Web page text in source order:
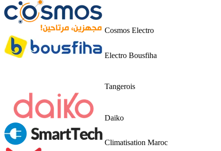
Cosmos Electro
Electro Bousfiha
Tangerois
Daiko
Climatisation Maroc